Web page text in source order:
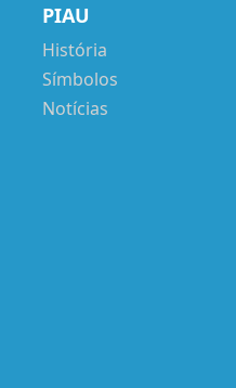
PIAU
História
Símbolos
Notícias